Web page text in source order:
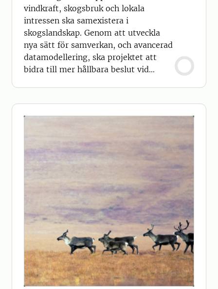
vindkraft, skogsbruk och lokala
intressen ska samexistera i
skogslandskap. Genom att utveckla
nya sätt för samverkan, och avancerad
datamodellering, ska projektet att
bidra till mer hållbara beslut vid